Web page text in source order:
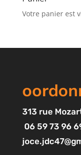
Votre panier est
313 rue
06 59 73 96